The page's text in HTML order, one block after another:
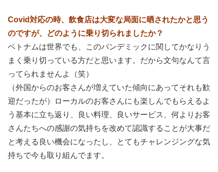
Covid対応の時、飲食店は大変な局面に晒されたかと思う
のですが、どのように乗り切られましたか？
ベトナムは世界でも、このパンデミックに関してかなりう
まく乗り切っている方だと思います。だから文句なんて言
ってられませんよ（笑）
（外国からのお客さんが増えていた傾向にあってそれも歓
迎だったが）ローカルのお客さんにも楽しんでもらえるよ
う基本に立ち返り、良い料理、良いサービス、何よりお客
さんたちへの感謝の気持ちを改めて認識することが大事だ
と考える良い機会になったし、とてもチャレンジングな気
持ちで今も取り組んでます。